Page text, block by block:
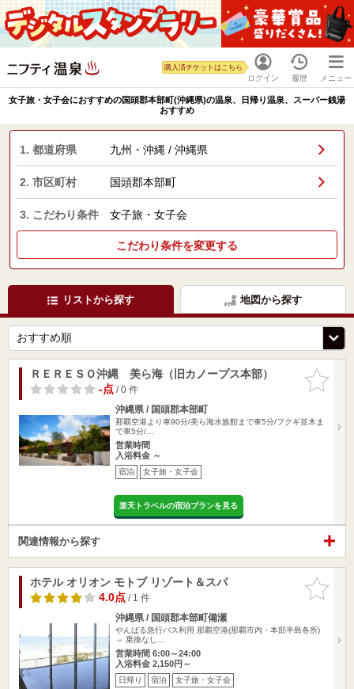
ログイン
購入済チケットはこちら
履歴 メニュー
女子旅・女子会におすすめの国頭郡本部町(沖縄県)の温泉、日帰り温泉、スーパー銭湯
おすすめ
1. 都道府県 九州・沖縄 / 沖縄県
2. 市区町村 国頭郡本部町
3. こだわり条件 女子旅・女子会
こだわり条件を変更する
リストから探す 地図から探す
お気に入
りに追加
ＲＥＲＥＳＯ沖縄 美ら海（旧カノープス本部）
-点/ 0 件
沖縄県 / 国頭郡本部町
那覇空港より車90分/美ら海水族館まで車5分/フクギ並木ま
で車5分/…
営業時間
入浴料金 ～
宿泊 女子旅・女子会
楽天トラベルの宿泊プランを見る
関連情報から探す
お気に入
りに追加
ホテル オリオン モトブ リゾート＆スパ
4.0点/ 1 件
沖縄県 / 国頭郡本部町備瀬
やんばる急行バス利用 那覇空港(那覇市内・本部半島各所)
⇔ 乗換なし…
営業時間 6:00～24:00
入浴料金 2,150円～
日帰り 宿泊 女子旅・女子会